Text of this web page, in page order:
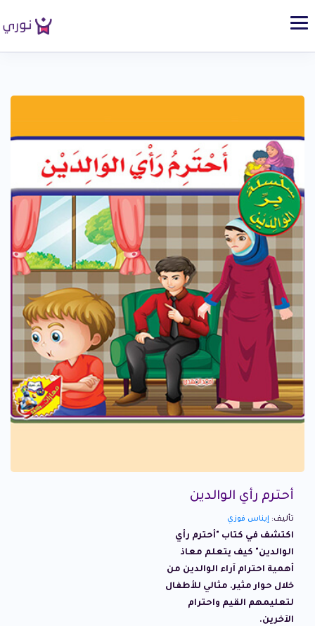
أحترم رأي الوالدين
تأليف: إيناس فوزي
اكتشف في كتاب "أحترم رأي
الوالدين" كيف يتعلم معاذ
أهمية احترام آراء الوالدين من
خلال حوار مثير. مثالي للأطفال
لتعليمهم القيم واحترام
الآخرين.